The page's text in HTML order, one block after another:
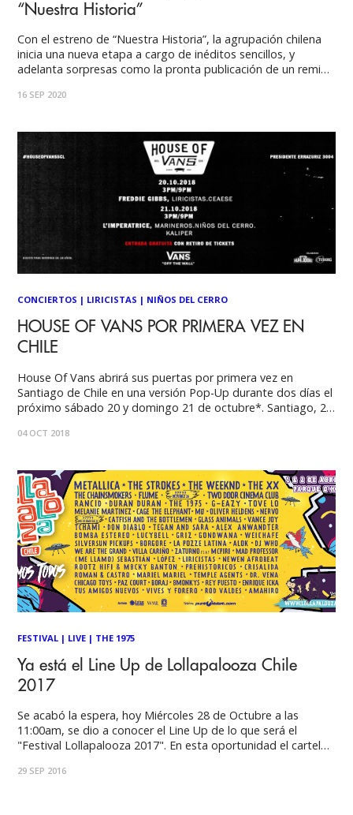
“Nuestra Historia”
Con el estreno de “Nuestra Historia”, la agrupación chilena
inicia una nueva etapa a cargo de inéditos sencillos, y
adelanta sorpresas como la pronta publicación de un remix
quinta región, nos invita a excursionar en las percusiones y
16 SEP 2020
CONCIERTOS | LIRICISTAS | NIÑOS DEL CERRO
HOUSE OF VANS POR PRIMERA VEZ EN
CHILE
House Of Vans abrirá sus puertas por primera vez en
Santiago de Chile en una versión Pop-Up durante dos días el
próximo sábado 20 y domingo 21 de octubre*. Santiago, 2
imaginación sale de los bowls
04 OCT 2018
FESTIVAL | LIVE | THE 1975
Ya está el Line Up de Lollapalooza Chile
2017
Se acabó la espera, hoy Miércoles 28 de Octubre a las
11:00am, se dio a conocer el Line Up de lo que será el
"Festival Lollapalooza 2017". En esta oportunidad el cartel
estadounidense Metallica, que tras ocho años de silencio
29 SEP 2016